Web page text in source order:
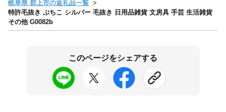
岐阜県 郡上市の返礼品一覧
特許毛抜き ぷちこ シルバー 毛抜き 日用品雑貨 文房具 手芸 生活雑貨
その他 G0082b
このページをシェアする